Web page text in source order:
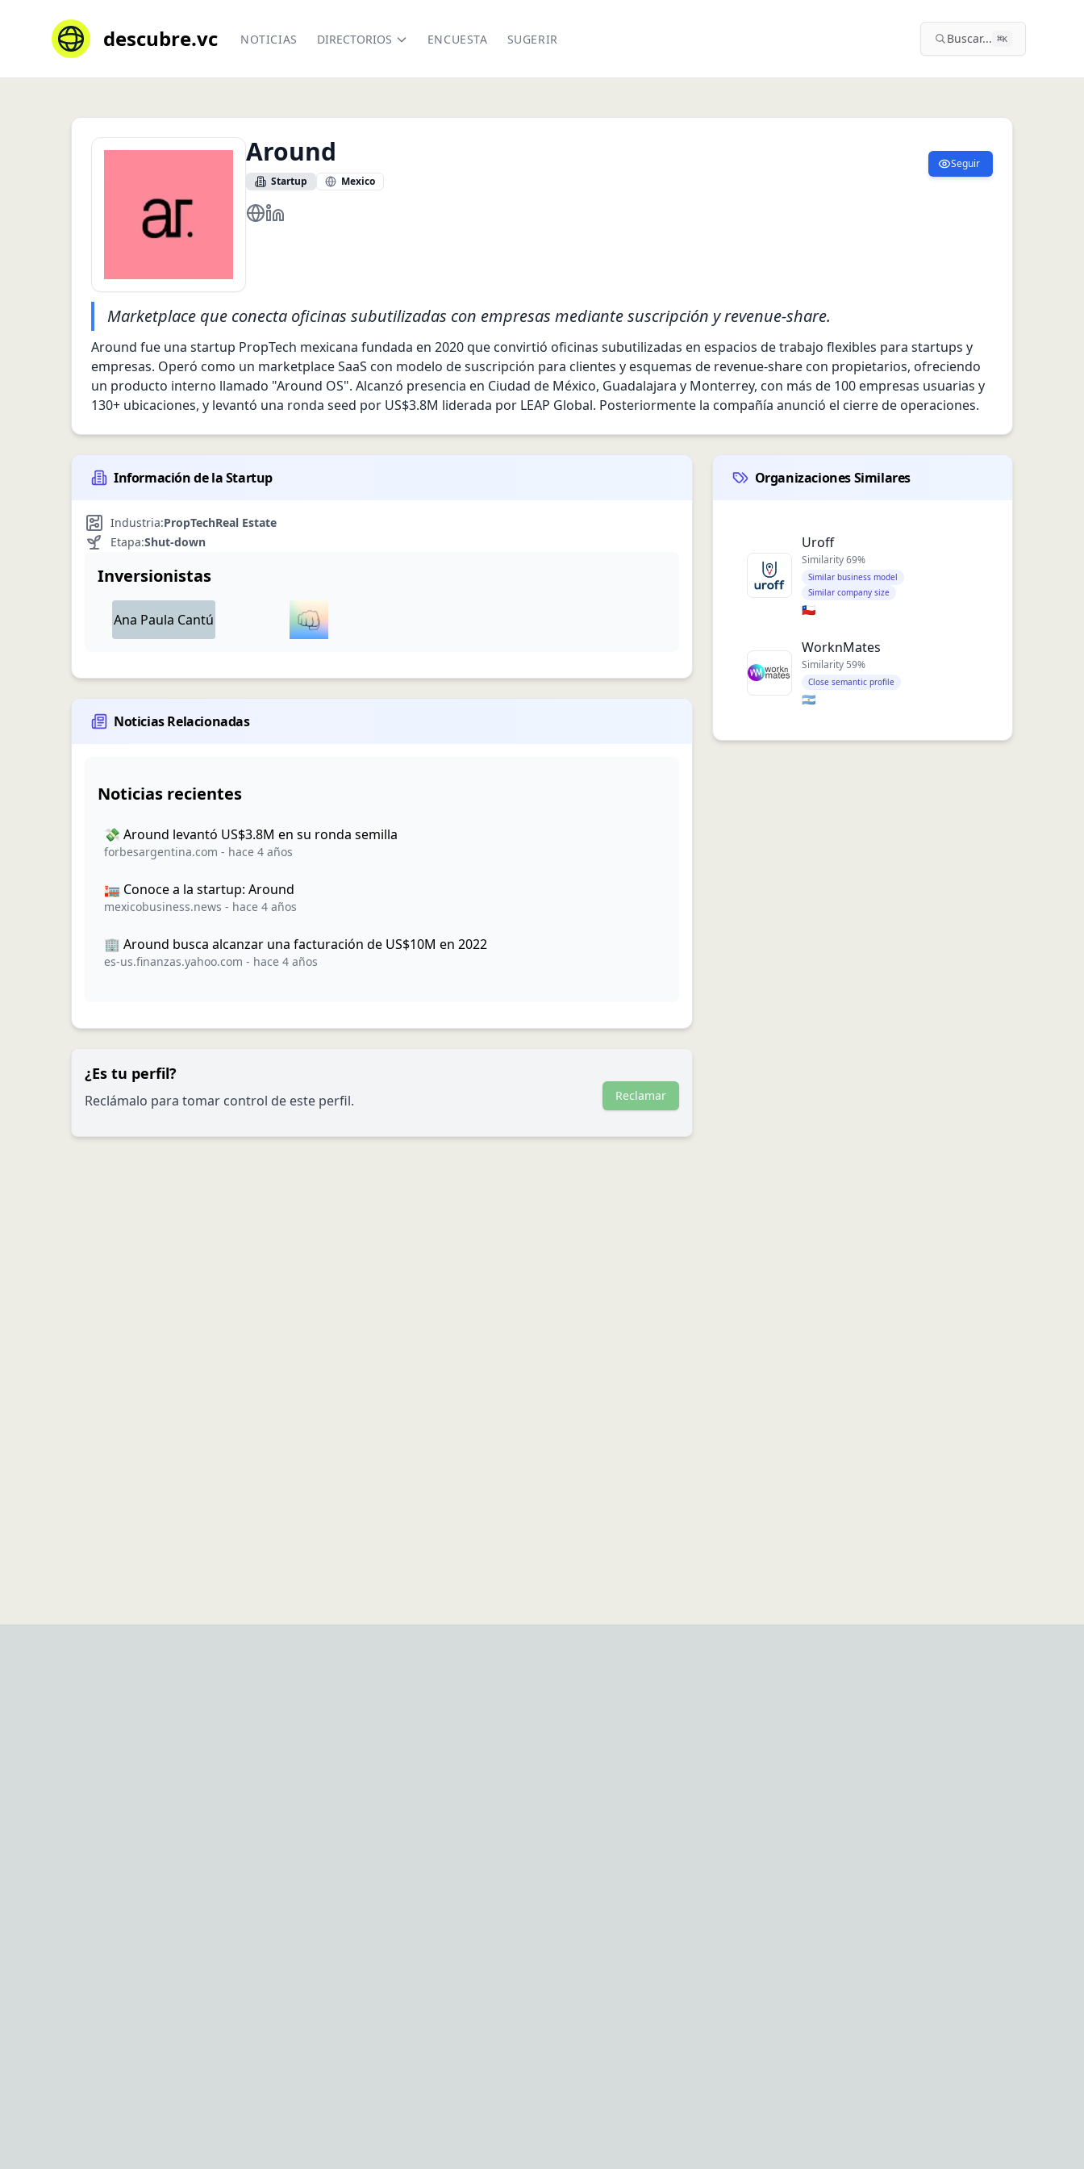
descubre.vc NOTICIAS DIRECTORIOS ENCUESTA SUGERIR Buscar... ⌘K
Around
Startup Mexico
Seguir
https://around.to/
https://mx.linkedin.com/company/aroundmx
Marketplace que conecta oficinas subutilizadas con empresas mediante suscripción y revenue-share.
Around fue una startup PropTech mexicana fundada en 2020 que convirtió oficinas subutilizadas en espacios de trabajo flexibles para startups y
empresas. Operó como un marketplace SaaS con modelo de suscripción para clientes y esquemas de revenue-share con propietarios, ofreciendo
un producto interno llamado "Around OS". Alcanzó presencia en Ciudad de México, Guadalajara y Monterrey, con más de 100 empresas usuarias y
130+ ubicaciones, y levantó una ronda seed por US$3.8M liderada por LEAP Global. Posteriormente la compañía anunció el cierre de operaciones.
Información de la Startup
Industria:PropTechReal Estate
Etapa:Shut-down
Inversionistas
Ana Paula Cantú
Noticias Relacionadas
Noticias recientes
💸 Around levantó US$3.8M en su ronda semilla
forbesargentina.com - hace 4 años
🏣 Conoce a la startup: Around
mexicobusiness.news - hace 4 años
🏢 Around busca alcanzar una facturación de US$10M en 2022
es-us.finanzas.yahoo.com - hace 4 años
¿Es tu perfil?
Reclámalo para tomar control de este perfil. Reclamar
Organizaciones Similares
Uroff
Similarity69%
Similar business model
Similar company size
🇨🇱
WorknMates
Similarity 59%
Close semantic profile
🇦🇷